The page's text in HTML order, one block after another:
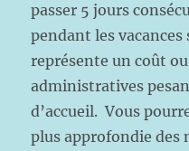
passer 5 jours
pendant les vacances
représente un coût
administratives
d’accueil. Vous
plus approfondie des